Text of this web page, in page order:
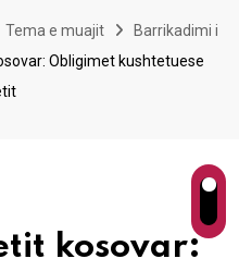
Tema e muajit
Barrikadimi i
Obligimet kushtetuese
kosovar: